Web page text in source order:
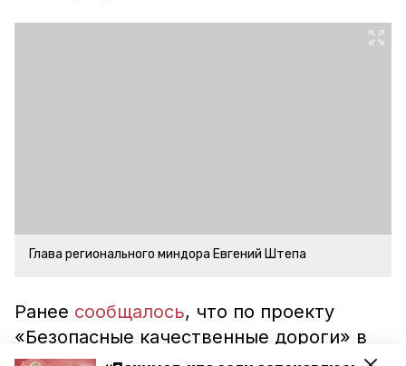
Глава регионального миндора Евгений Штепа
Ранее сообщалось, что по проекту
«Безопасные качественные дороги» в